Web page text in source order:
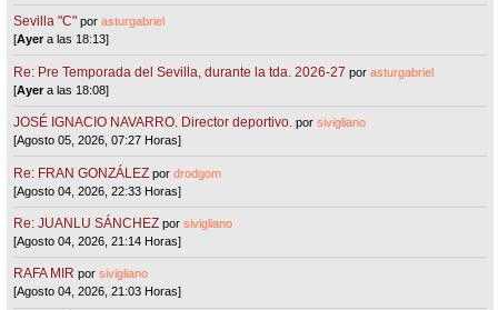
Sevilla "C"porasturgabriel
[Ayera las 18:13]
Re: Pre Temporada del Sevilla, durante la tda. 2026-27 porasturgabriel
[Ayera las 18:08]
JOSÉ IGNACIO NAVARRO. Director deportivo. porsivigliano
[Agosto 05, 2026, 07:27 Horas]
Re: FRAN GONZÁLEZ pordrodgom
[Agosto 04, 2026, 22:33 Horas]
Re: JUANLU SÁNCHEZ porsivigliano
[Agosto 04, 2026, 21:14 Horas]
RAFA MIR porsivigliano
[Agosto 04, 2026, 21:03 Horas]